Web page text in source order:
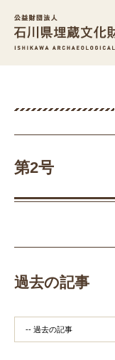
第2号
過去の記事